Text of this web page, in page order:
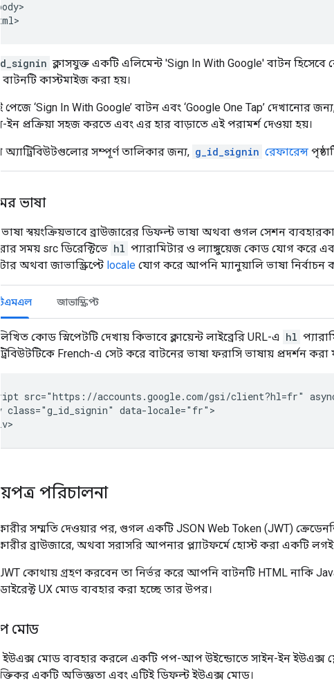
ক্লাসযুক্ত একটি এলিমেন্ট 'Sign In With Google' বাটন হিসেবে
বাটনটি কাস্টমাইজ করা হয়।
পেজে ‘Sign In With Google’ বাটন এবং ‘Google One Tap’ দেখানোর
ইন প্রক্রিয়া সহজ করতে এবং এর হার বাড়াতে এই পরামর্শ দেওয়া হয়।
অ্যাট্রিবিউটগুলোর সম্পূর্ণ তালিকার জন্য, g_id_signin রেফারেন্স
ভাষা
ভাষা স্বয়ংক্রিয়ভাবে ব্রাউজারের ডিফল্ট ভাষা অথবা গুগল সেশন
সময় src ডিরেক্টিভে hl প্যারামিটার ও ল্যাঙ্গুয়েজ কোড যোগ করে
অথবা জাভাস্ক্রিপ্টে locale যোগ করে আপনি ম্যানুয়ালি ভাষা নির্বাচন
জাভাস্ক্রিপ্ট
কোড স্নিপেটটি দেখায় কিভাবে ক্লায়েন্ট লাইব্রেরি URL-এ hl
French-এ সেট করে বাটনের ভাষা ফরাসি ভাষায় প্রদর্শন করা
src="https://accounts.google.com/gsi/client?hl=fr"
class="g_id_signin" data-locale="fr">
পরিচালনা
সম্মতি দেওয়ার পর, গুগল একটি JSON Web Token (JWT)
ব্রাউজারে, অথবা সরাসরি আপনার প্ল্যাটফর্মে হোস্ট করা একটি
কোথায় গ্রহণ করবেন তা নির্ভর করে আপনি বাটনটি HTML নাকি
UX মোড ব্যবহার করা হচ্ছে তার উপর।
মোড
ইউএক্স মোড ব্যবহার করলে একটি পপ-আপ উইন্ডোতে সাইন-ইন ইউএক্স
একটি অভিজ্ঞতা এবং এটিই ডিফল্ট ইউএক্স মোড।